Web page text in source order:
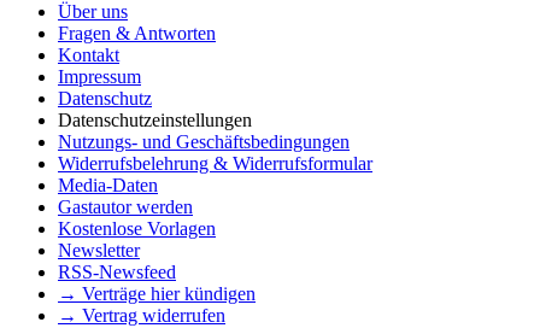
Über uns
Fragen & Antworten
Kontakt
Impressum
Datenschutz
Datenschutzeinstellungen
Nutzungs- und Geschäftsbedingungen
Widerrufsbelehrung & Widerrufsformular
Media-Daten
Gastautor werden
Kostenlose Vorlagen
Newsletter
RSS-Newsfeed
→ Verträge hier kündigen
→ Vertrag widerrufen